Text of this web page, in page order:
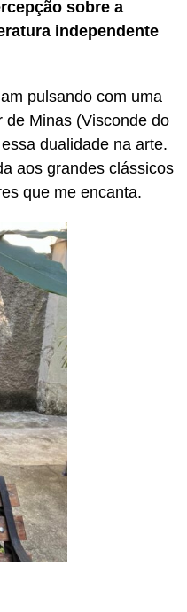
sobre a
independente
pulsando com uma
de Minas (Visconde do
dualidade na arte.
aos grandes clássicos
que me encanta.